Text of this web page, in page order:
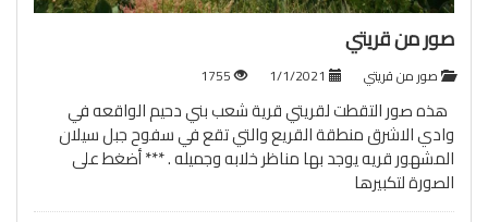
صور من قريتي
صور من قريتي 1755
هذه صور التقطت لقريتي قرية شعب بني دحيم الواقعه في
وادي الاشرق منطقة القريع والتي تقع في سفوح جبل سيلان
المشهور قريه يوجد بها مناظر خلابه وجميله . *** أضغط على
الصورة لتكبيرها